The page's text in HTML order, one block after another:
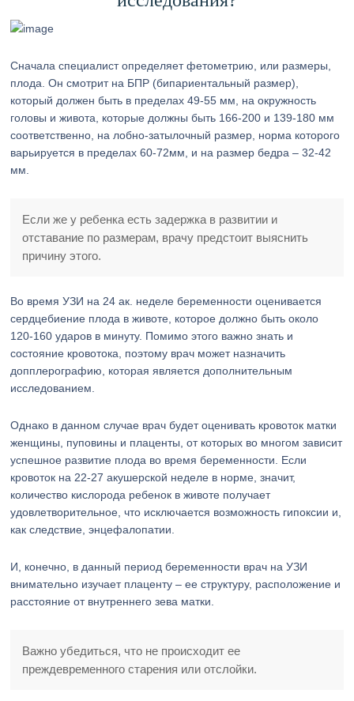
Сначала специалист определяет фетометрию, или размеры,
плода. Он смотрит на БПР (бипариентальный размер),
который должен быть в пределах 49-55 мм, на окружность
головы и живота, которые должны быть 166-200 и 139-180 мм
соответственно, на лобно-затылочный размер, норма которого
варьируется в пределах 60-72мм, и на размер бедра – 32-42
мм.
Если же у ребенка есть задержка в развитии и
отставание по размерам, врачу предстоит выяснить
причину этого.
Во время УЗИ на 24 ак. неделе беременности оценивается
сердцебиение плода в животе, которое должно быть около
120-160 ударов в минуту. Помимо этого важно знать и
состояние кровотока, поэтому врач может назначить
допплерографию, которая является дополнительным
исследованием.
Однако в данном случае врач будет оценивать кровоток матки
женщины, пуповины и плаценты, от которых во многом зависит
успешное развитие плода во время беременности. Если
кровоток на 22-27 акушерской неделе в норме, значит,
количество кислорода ребенок в животе получает
удовлетворительное, что исключается возможность гипоксии и,
как следствие, энцефалопатии.
И, конечно, в данный период беременности врач на УЗИ
внимательно изучает плаценту – ее структуру, расположение и
расстояние от внутреннего зева матки.
Важно убедиться, что не происходит ее
преждевременного старения или отслойки.